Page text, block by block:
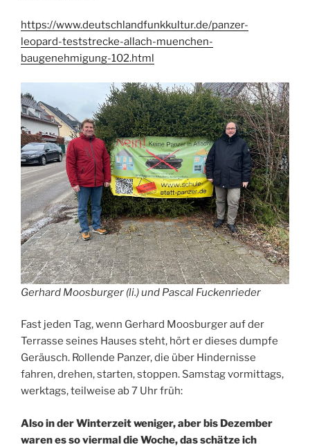
https://www.deutschlandfunkkultur.de/panzer-
leopard-teststrecke-allach-muenchen-
baugenehmigung-102.html
Gerhard Moosburger (li.) und Pascal Fuckenrieder
Fast jeden Tag, wenn Gerhard Moosburger auf der
Terrasse seines Hauses steht, hört er dieses dumpfe
Geräusch. Rollende Panzer, die über Hindernisse
fahren, drehen, starten, stoppen. Samstag vormittags,
werktags, teilweise ab 7 Uhr früh:
Also in der Winterzeit weniger, aber bis Dezember
waren es so viermal die Woche, das schätze ich